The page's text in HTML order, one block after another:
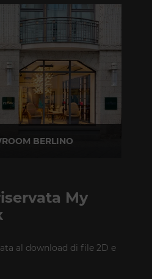
BERLINO
My
al download di file 2D e